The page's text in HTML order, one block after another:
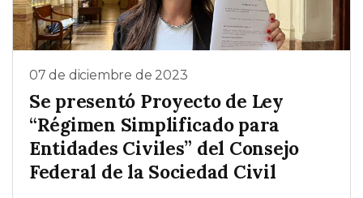
07 de diciembre de 2023
Se presentó Proyecto de Ley
“Régimen Simplificado para
Entidades Civiles” del Consejo
Federal de la Sociedad Civil